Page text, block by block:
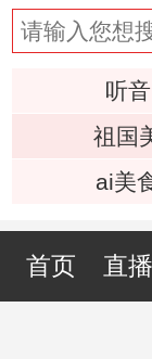
听音
祖国
ai美
首页 直播